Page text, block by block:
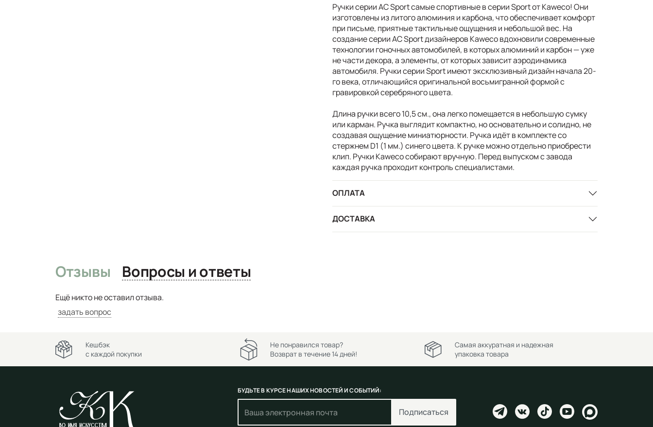
Ручки серии AC Sport самые спортивные в серии Sport от Kaweco! Они
изготовлены из литого алюминия и карбона, что обеспечивает комфорт
при письме, приятные тактильные ощущения и небольшой вес. На
создание серии AC Sport дизайнеров Kaweco вдохновили современные
технологии гоночных автомобилей, в которых алюминий и карбон — уже
не части декора, а элементы, от которых зависит аэродинамика
автомобиля. Ручки серии Sport имеют эксклюзивный дизайн начала 20-
го века, отличающийся оригинальной восьмигранной формой с
гравировкой серебряного цвета.
Длина ручки всего 10,5 см., она легко помещается в небольшую сумку
или карман. Ручка выглядит компактно, но основательно и солидно, не
создавая ощущение миниатюрности. Ручка идёт в комплекте со
стержнем D1 (1 мм.) синего цвета. К ручке можно отдельно приобрести
клип. Ручки Kaweco собирают вручную. Перед выпуском с завода
каждая ручка проходит контроль специалистами.
ОПЛАТА
ДОСТАВКА
Отзывы Вопросы и ответы
Ещё никто не оставил отзыва.
задать вопрос
Кешбэк
с каждой покупки
Не понравился товар?
Возврат в течение 14 дней!
Самая аккуратная и надежная
упаковка товара
БУДЬТЕ В КУРСЕ НАШИХ НОВОСТЕЙ И СОБЫТИЙ:
Подписаться